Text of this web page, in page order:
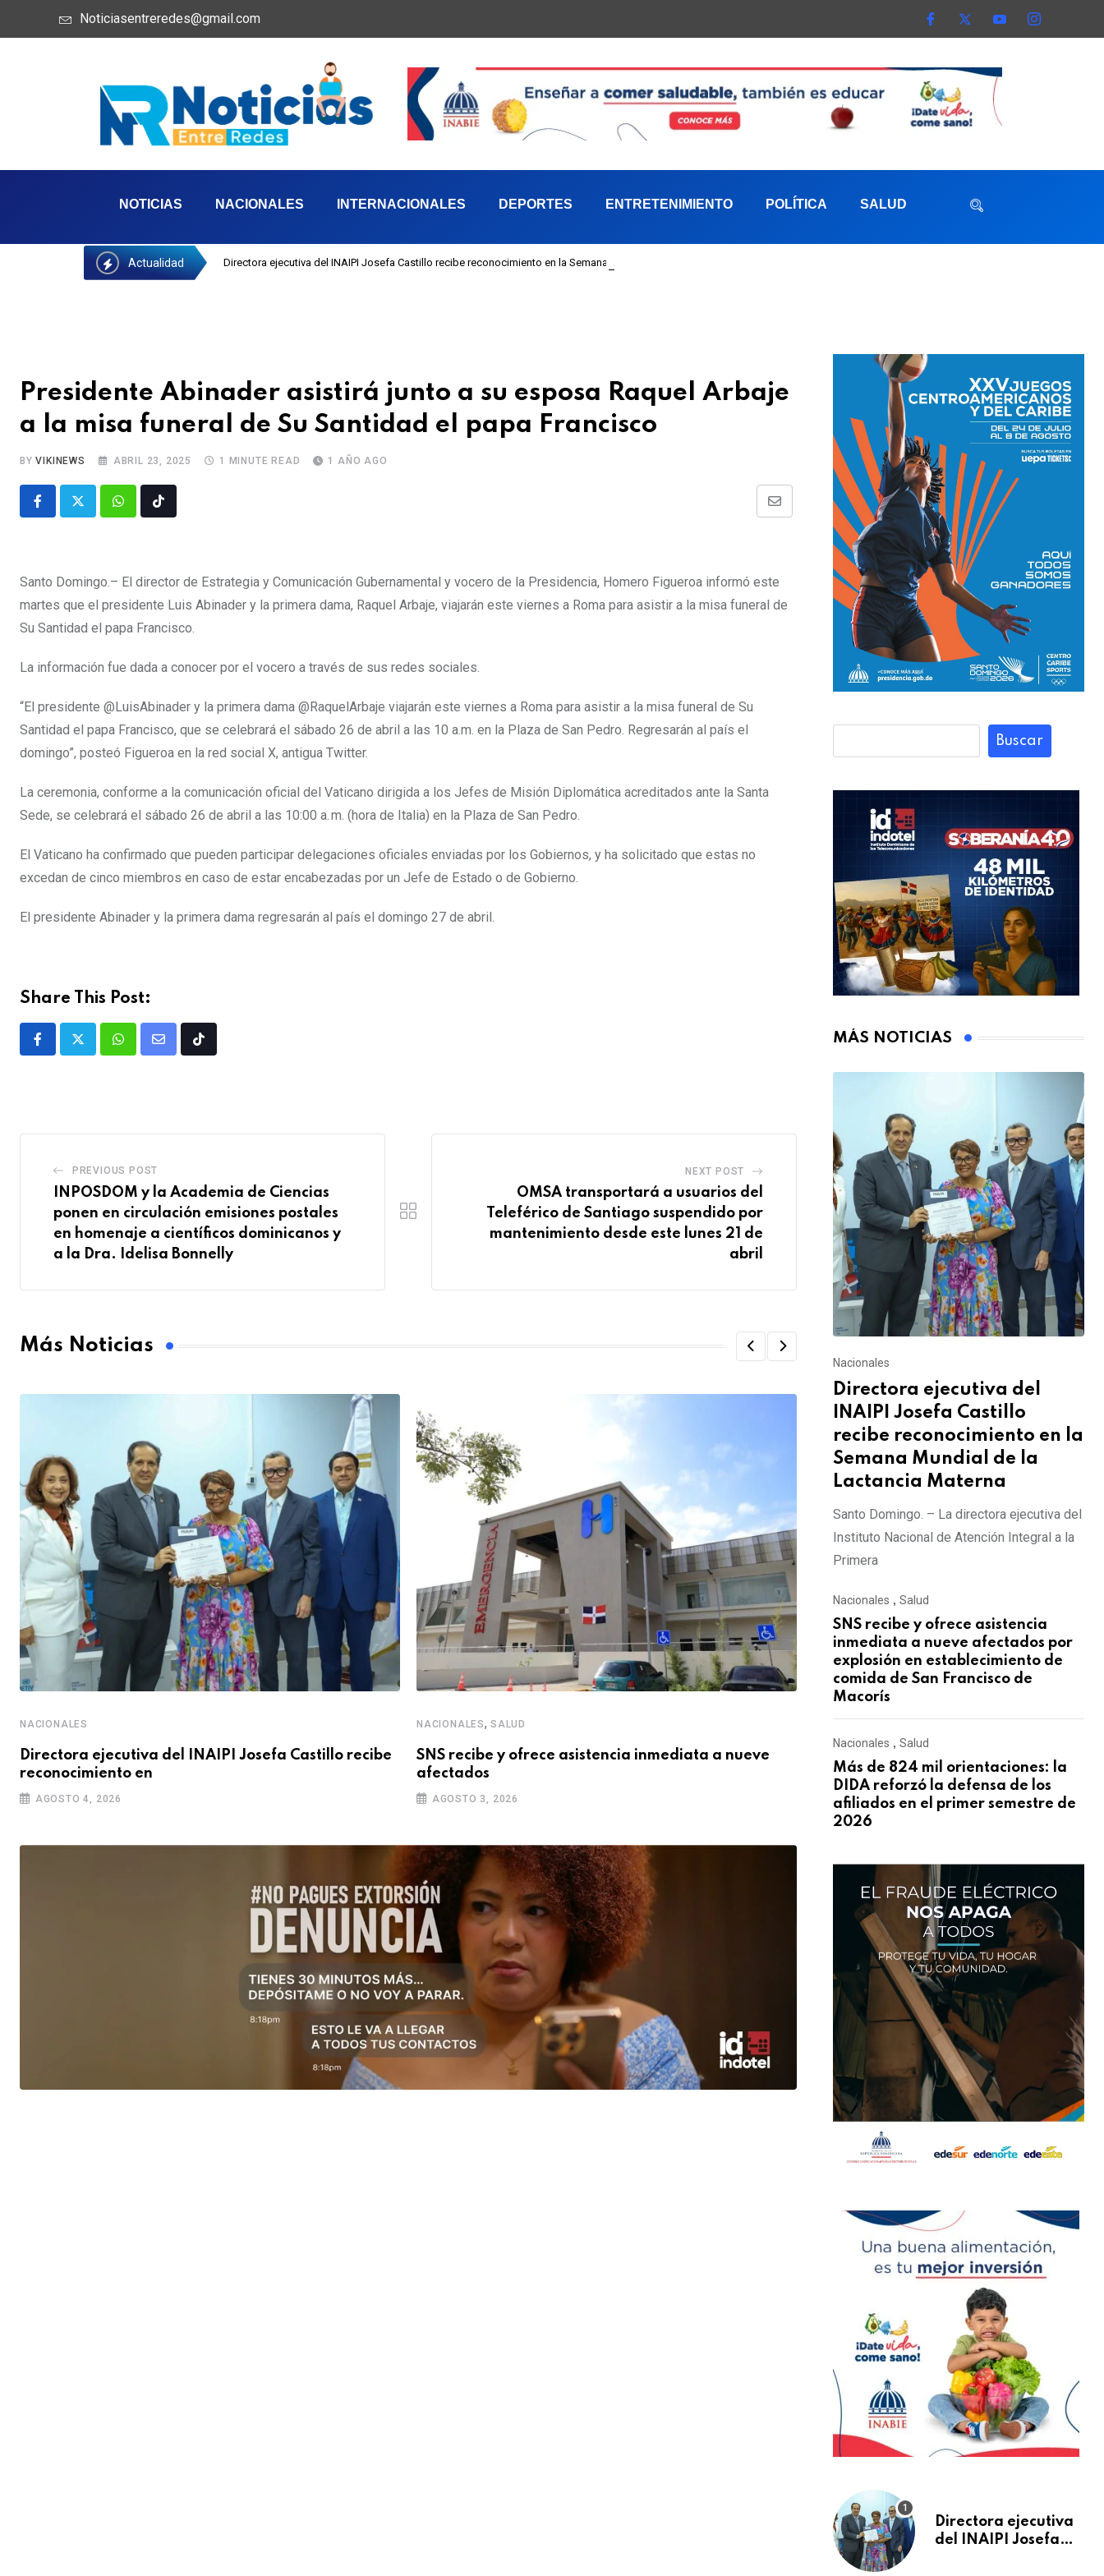
Noticiasentreredes@gmail.com
NOTICIAS NACIONALES INTERNACIONALES DEPORTES ENTRETENIMIENTO POLÍTICA SALUD
Actualidad Directora ejecutiva del INAIPI Josefa Castillo recibe reconocimiento en la Semana Mundial de la Lactancia Materna
Presidente Abinader asistirá junto a su esposa Raquel Arbaje
a la misa funeral de Su Santidad el papa Francisco
BYVIKINEWS ABRIL 23, 2025 1 MINUTE READ 1 AÑO AGO
Santo Domingo.– El director de Estrategia y Comunicación Gubernamental y vocero de la Presidencia, Homero Figueroa informó este
martes que el presidente Luis Abinader y la primera dama, Raquel Arbaje, viajarán este viernes a Roma para asistir a la misa funeral de
Su Santidad el papa Francisco.
La información fue dada a conocer por el vocero a través de sus redes sociales.
“El presidente @LuisAbinader y la primera dama @RaquelArbaje viajarán este viernes a Roma para asistir a la misa funeral de Su
Santidad el papa Francisco, que se celebrará el sábado 26 de abril a las 10 a.m. en la Plaza de San Pedro. Regresarán al país el
domingo”, posteó Figueroa en la red social X, antigua Twitter.
La ceremonia, conforme a la comunicación oficial del Vaticano dirigida a los Jefes de Misión Diplomática acreditados ante la Santa
Sede, se celebrará el sábado 26 de abril a las 10:00 a. m. (hora de Italia) en la Plaza de San Pedro.
El Vaticano ha confirmado que pueden participar delegaciones oficiales enviadas por los Gobiernos, y ha solicitado que estas no
excedan de cinco miembros en caso de estar encabezadas por un Jefe de Estado o de Gobierno.
El presidente Abinader y la primera dama regresarán al país el domingo 27 de abril.
Share This Post:
PREVIOUS POST
INPOSDOM y la Academia de Ciencias
ponen en circulación emisiones postales
en homenaje a científicos dominicanos y
a la Dra. Idelisa Bonnelly
NEXT POST
OMSA transportará a usuarios del
Teleférico de Santiago suspendido por
mantenimiento desde este lunes 21 de
abril
Más Noticias
NACIONALES
Directora ejecutiva del INAIPI Josefa Castillo recibe
reconocimiento en
AGOSTO 4, 2026
NACIONALES, SALUD
SNS recibe y ofrece asistencia inmediata a nueve
afectados
AGOSTO 3, 2026
,
AGOSTO 3, 2026
Buscar
MÁS NOTICIAS
Nacionales
Directora ejecutiva del
INAIPI Josefa Castillo
recibe reconocimiento en la
Semana Mundial de la
Lactancia Materna
Santo Domingo. – La directora ejecutiva del
Instituto Nacional de Atención Integral a la
Primera
Nacionales , Salud
SNS recibe y ofrece asistencia
inmediata a nueve afectados por
explosión en establecimiento de
comida de San Francisco de
Macorís
Nacionales , Salud
Más de 824 mil orientaciones: la
DIDA reforzó la defensa de los
afiliados en el primer semestre de
2026
Directora ejecutiva
del INAIPI Josefa